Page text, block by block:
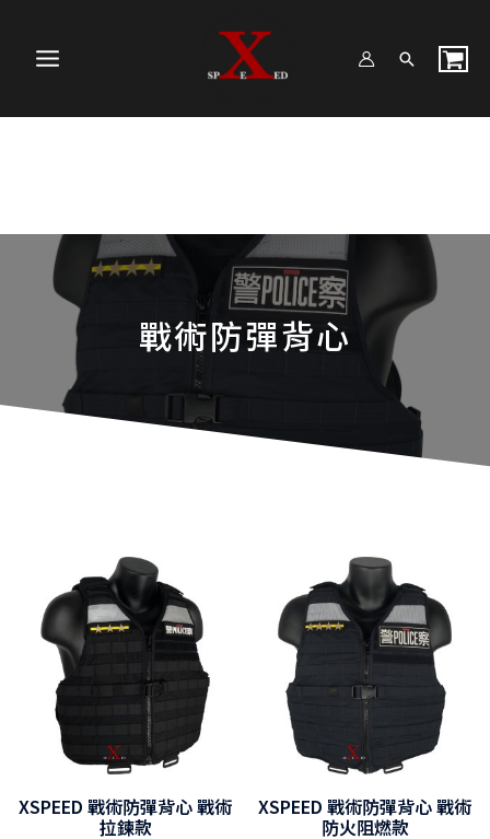
內
MENU
戰術防彈背心
XSPEED 戰術防彈背心 戰術
拉鍊款
XSPEED 戰術防彈背心 戰術
防火阻燃款